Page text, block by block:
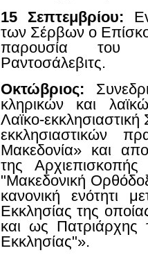
15 Σεπτεμβρίου:
των Σέρβων ο
παρουσία του
Ραντοσάλεβιτς.
Οκτώβριος:
κληρικών και
Λαϊκο-
εκκλησιαστικών
Μακεδονία» και
της
"Μακεδονική
κανονική ενότητι
Εκκλησίας της
και ως Πατριάρχης
Εκκλησίας"».